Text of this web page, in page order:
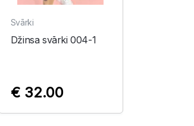
Svārki
Džinsa svārki 004-1
€ 32.00